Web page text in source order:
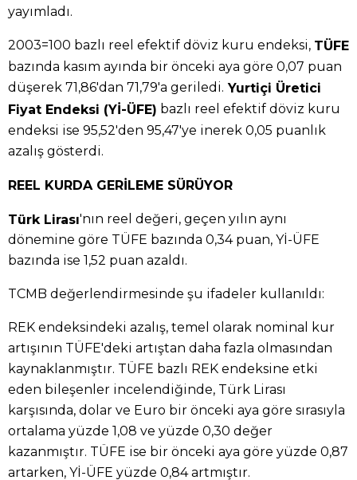
yayımladı.
2003=100 bazlı reel efektif döviz kuru endeksi, TÜFE
bazında kasım ayında bir önceki aya göre 0,07 puan
düşerek 71,86'dan 71,79'a geriledi. Yurtiçi Üretici
Fiyat Endeksi (Yİ-ÜFE) bazlı reel efektif döviz kuru
endeksi ise 95,52'den 95,47'ye inerek 0,05 puanlık
azalış gösterdi.
REEL KURDA GERİLEME SÜRÜYOR
Türk Lirası'nın reel değeri, geçen yılın aynı
dönemine göre TÜFE bazında 0,34 puan, Yİ-ÜFE
bazında ise 1,52 puan azaldı.
TCMB değerlendirmesinde şu ifadeler kullanıldı:
REK endeksindeki azalış, temel olarak nominal kur
artışının TÜFE'deki artıştan daha fazla olmasından
kaynaklanmıştır. TÜFE bazlı REK endeksine etki
eden bileşenler incelendiğinde, Türk Lirası
karşısında, dolar ve Euro bir önceki aya göre sırasıyla
ortalama yüzde 1,08 ve yüzde 0,30 değer
kazanmıştır. TÜFE ise bir önceki aya göre yüzde 0,87
artarken, Yİ-ÜFE yüzde 0,84 artmıştır.